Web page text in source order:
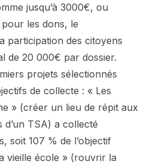
jusqu’à 3000€, ou
pour les dons, le
participation des citoyens
de 20 000€ par dossier.
projets sélectionnés
de collecte : « Les
» (créer un lieu de répit aux
d’un TSA) a collecté
soit 107 % de l’objectif
vieille école » (rouvrir la